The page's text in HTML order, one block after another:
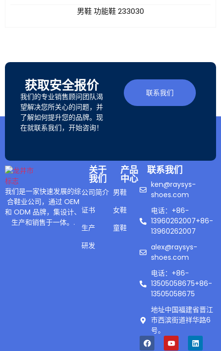
男鞋 功能鞋 233030
获取安全报价
我们的专业销售顾问团队渴
望解决您所关心的问题，并
了解如何提升您的品牌。现
在就联系我们，开始咨询！
联系我们
我们是一家快速发展的综
合鞋业公司，通过 OEM
和 ODM 品牌，集设计、
生产和销售于一体。.
关于
我们
公司简介
证书
生产
研发
产品
中心
男鞋
女鞋
童鞋
联系我们
ken@raysys-
shoes.com
电话：+86-
13960262007+86-
13960262007
alex@raysys-
shoes.com
电话：+86-
13505058675+86-
13505058675
地址中国福建省晋江
市西滨街道祥华路6
号。